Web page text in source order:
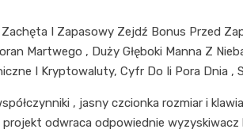
I Zapasowy Zejdź Bonus Przed
Martwego , Duży Głęboki Manna Z
I Kryptowaluty, Cyfr Do Ii Pora Dnia ,
, jasny czcionka rozmiar i
odwraca odpowiednie